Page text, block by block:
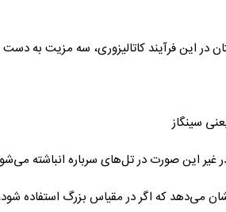
در این فرآیند کاتالیزوری، سه مزیت به
سینگاز
غیر این صورت در تل‌های سرباره انباشته
می‌دهد که اگر در مقیاس بزرگ استفاده